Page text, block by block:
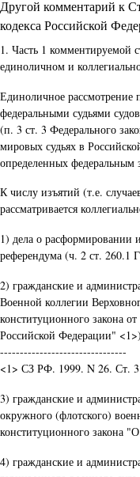
Другой комментарий к
кодекса Российской
1. Часть 1 комментируемой
единоличном и
Единоличное рассмотрение
федеральными судьями
(п. 3 ст. 3 Федерального
мировых судьях в
определенных федеральным
К числу изъятий (т.е.
рассматривается
1) дела о расформировании
референдума (ч. 2 ст. 260.1
2) гражданские и
Военной коллегии
конституционного закона
Российской Федерации"
--------------------------------
<1> СЗ РФ. 1999. N 26. Ст.
3) гражданские и
окружного (флотского)
конституционного закона
4) гражданские и